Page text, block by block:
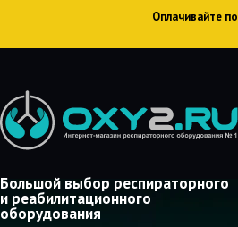
Оплачивайте
Большой выбор респираторного
и реабилитационного
оборудования